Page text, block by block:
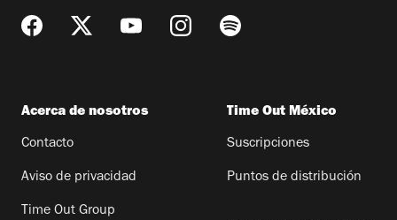
Acerca de nosotros
Contacto
Aviso de privacidad
Time Out Group
Time Out México
Suscripciones
Puntos de distribución